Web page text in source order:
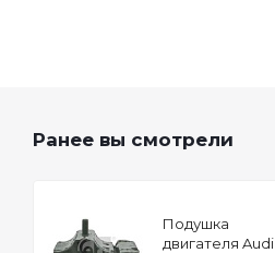
Ранее вы смотрели
Подушкa
двигателя Audi